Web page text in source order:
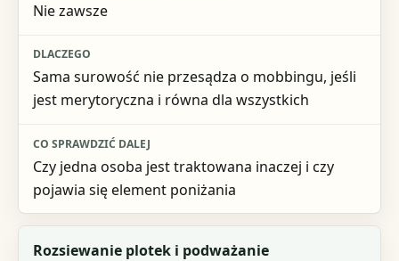
Nie zawsze
Sama surowość nie przesądza o mobbingu, jeśli
jest merytoryczna i równa dla wszystkich
Czy jedna osoba jest traktowana inaczej i czy
pojawia się element poniżania
Rozsiewanie plotek i podważanie